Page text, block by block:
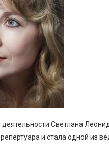
деятельности Светлана
и стала одной из